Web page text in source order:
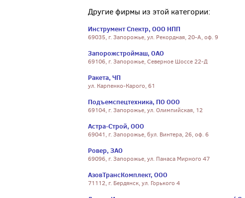
Другие фирмы из этой категории:
Инструмент Спектр, ООО НПП
69035, г. Запорожье, ул. Рекордная, 20-А, оф. 9
Запорожстроймаш, ОАО
69106, г. Запорожье, Северное Шоссе 22-Д
Ракета, ЧП
ул. Карпенко-Карого, 61
Подъемспецтехника, ПО ООО
69104, г. Запорожье, ул. Олимпийская, 12
Астра-Строй, ООО
69041, г. Запорожье, бул. Винтера, 26, оф. 6
Ровер, ЗАО
69096, г. Запорожье, ул. Панаса Мирного 47
АзовТрансКомплект, ООО
71112, г. Бердянск, ул. Горького 4